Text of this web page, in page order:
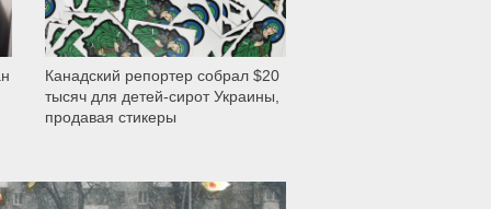
Канадский репортер собрал $20
тысяч для детей-сирот Украины,
продавая стикеры